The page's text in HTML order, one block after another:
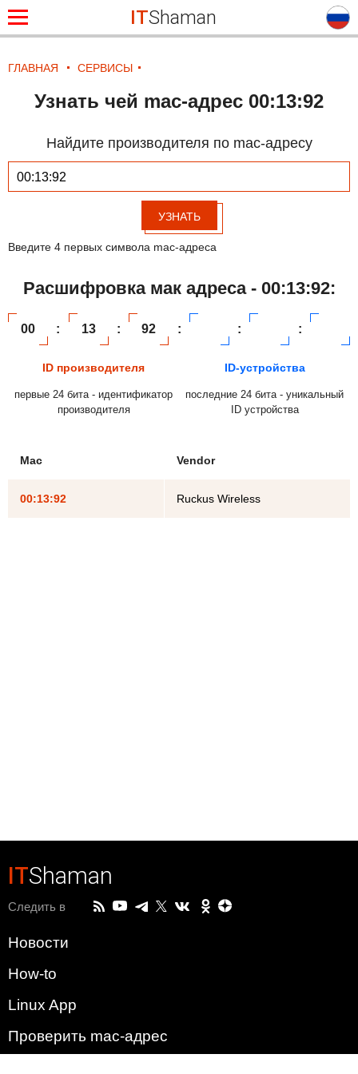
ITShaman
ГЛАВНАЯ СЕРВИСЫ
Узнать чей mac-адрес 00:13:92
Найдите производителя по mac-адресу
УЗНАТЬ
Введите 4 первых символа mac-адреса
Расшифровка мак адреса - 00:13:92:
00 : 13 : 92 : : :
ID производителя
первые 24 бита - идентификатор
производителя
ID-устройства
последние 24 бита - уникальный
ID устройства
Mac Vendor
00:13:92 Ruckus Wireless
ITShaman
Следить в
Новости
How-to
Linux App
Проверить mac-адрес